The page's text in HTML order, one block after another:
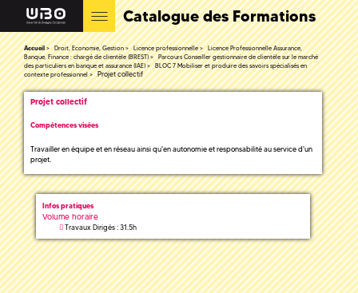
Catalogue des Formations
Accueil Droit, Economie, Gestion Licence professionnelle
Licence Professionnelle Assurance,
Banque, Finance : chargé de clientèle (BREST)
Parcours Conseiller gestionnaire de clientèle sur le marché
des particuliers en banque et assurance (IAE)
BLOC 7 Mobiliser et produire des savoirs spécialisés en
contexte professionnel
Projet collectif
Projet collectif
Compétences visées
Travailler en équipe et en réseau ainsi qu'en autonomie et responsabilité au service d'un
projet.
Infos pratiques
Volume horaire
Travaux Dirigés : 31.5h